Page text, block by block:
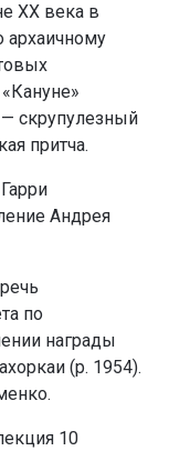
ХХ века в
архаичному
скрупулезный
притча.
Андрея
по
награды
(р. 1954).
10